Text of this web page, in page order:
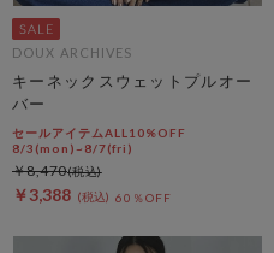
DOUX ARCHIVES
キーネックスウェットプルオー
バー
セールアイテムALL10%OFF
8/3(mon)~8/7(fri)
￥3,388 60％OFF
￥8,470